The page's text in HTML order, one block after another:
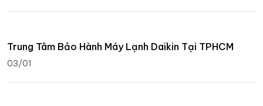
Trung Tâm Bảo Hành Máy Lạnh Daikin Tại TPHCM
03/01